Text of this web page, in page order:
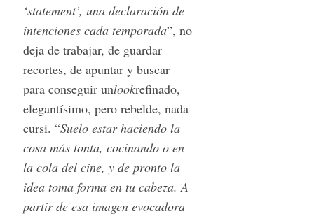
‘statement’, una declaración de
intenciones cada temporada”, no
deja de trabajar, de guardar
recortes, de apuntar y buscar
para conseguir unlookrefinado,
elegantísimo, pero rebelde, nada
cursi. “Suelo estar haciendo la
cosa más tonta, cocinando o en
la cola del cine, y de pronto la
idea toma forma en tu cabeza. A
partir de esa imagen evocadora